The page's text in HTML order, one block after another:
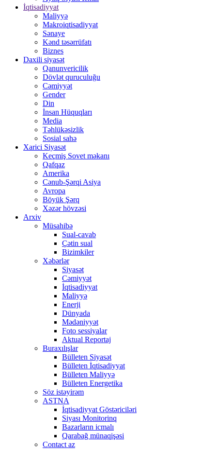
İqtisadiyyat
Maliyyə
Makroiqtisadiyyat
Sənaye
Kənd təsərrüfatı
Biznes
Daxili siyasət
Qanunvericilik
Dövlət quruculuğu
Cəmiyyət
Gender
Din
İnsan Hüquqları
Media
Təhlükəsizlik
Sosial sahə
Xarici Siyasət
Keçmiş Sovet məkanı
Qafqaz
Amerika
Cənub-Şərqi Asiya
Avropa
Böyük Şərq
Xəzər hövzəsi
Arxiv
Müsahibə
Sual-cavab
Çətin sual
Bizimkiler
Xəbərlər
Siyasət
Cəmiyyət
İqtisadiyyat
Maliyyə
Enerji
Dünyada
Mədəniyyət
Foto sessiyalar
Aktual Reportaj
Buraxılışlar
Bülleten Siyasət
Bülleten İqtisadiyyat
Bülleten Maliyyə
Bülleten Energetika
Söz istəyirəm
ASTNA
İqtisadiyyat Göstəriciləri
Siyası Monitorinq
Bazarların icmalı
Qarabağ münaqişəsi
Contact az